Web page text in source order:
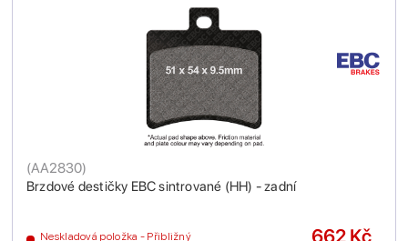
Brzdové destičky EBC sintrované (HH) - zadní
(AA2830)
Neskladová položka - Přibližný
662 Kč